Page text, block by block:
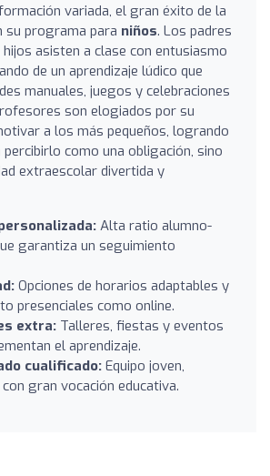
variada, el gran éxito de la
su programa para niños. Los padres
asisten a clase con entusiasmo
de un aprendizaje lúdico que
manuales, juegos y celebraciones
son elogiados por su
a los más pequeños, logrando
percibirlo como una obligación, sino
extraescolar divertida y
Alta ratio alumno-
garantiza un seguimiento
Opciones de horarios adaptables y
presenciales como online.
extra: Talleres, fiestas y eventos
el aprendizaje.
cualificado: Equipo joven,
gran vocación educativa.